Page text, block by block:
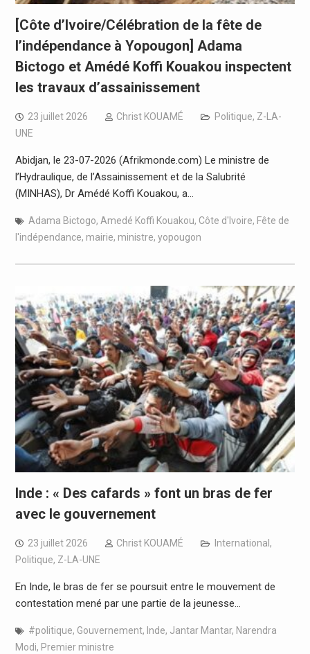
[Côte d’Ivoire/Célébration de la fête de
l’indépendance à Yopougon] Adama
Bictogo et Amédé Koffi Kouakou inspectent
les travaux d’assainissement
23 juillet 2026 Christ KOUAMÉ Politique, Z-LA-
UNE
Abidjan, le 23-07-2026 (Afrikmonde.com) Le ministre de
l’Hydraulique, de l’Assainissement et de la Salubrité
(MINHAS), Dr Amédé Koffi Kouakou, a…
Adama Bictogo, Amedé Koffi Kouakou, Côte d'Ivoire, Fête de
l'indépendance, mairie, ministre, yopougon
Inde : « Des cafards » font un bras de fer
avec le gouvernement
23 juillet 2026 Christ KOUAMÉ International ,
Politique, Z-LA-UNE
En Inde, le bras de fer se poursuit entre le mouvement de
contestation mené par une partie de la jeunesse…
#politique, Gouvernement, Inde, Jantar Mantar, Narendra
Modi, Premier ministre